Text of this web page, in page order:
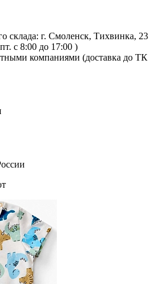
склада: г. Смоленск, Тихвинка, 23
с 8:00 до 17:00 )
компаниями (доставка до ТК